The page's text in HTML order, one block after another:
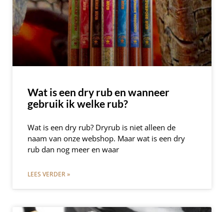
Wat is een dry rub en wanneer
gebruik ik welke rub?
Wat is een dry rub? Dryrub is niet alleen de
naam van onze webshop. Maar wat is een dry
rub dan nog meer en waar
LEES VERDER »